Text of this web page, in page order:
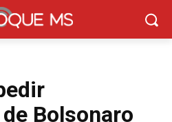
Bolsonaro